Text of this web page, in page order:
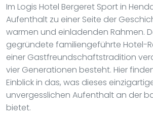
Im Logis Hotel Bergeret Sport in
Aufenthalt zu einer Seite der
warmen und einladenden Rahmen.
gegründete familiengeführte Hotel-
einer Gastfreundschaftstradition
vier Generationen besteht. Hier
Einblick in das, was dieses
unvergesslichen Aufenthalt an der
bietet.